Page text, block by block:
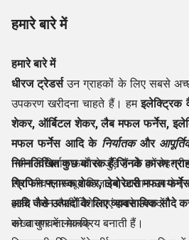
हमारे बारे में
हमारे बारे में
धीरज ट्रेडर्सउन ग्राहकों के लिए सबसे
उपकरण खरीदना चाहते हैं। हमइलेक्ट्रिक
शेकर, ऑर्बिटल शेकर, लैब मफल फर्नेस,
मफल फर्नेसआदि के निर्यातकऔर
नवीन विनिर्माण फर्मों से जुड़े हैं जो हमें
सेवा जीवन, मजबूत डिजाइन, आसान उपयोग,
हल्के वजन जैसी विशेषताएं हमारे उत्पादों
को बाजार में लोकप्रिय बनाती हैं।
निम्नलिखित कुछ कारक हैं जिनके कारण
ग्रिफिन फ्लास्क शेकर,लेबोरेटरी मफल
आदिजैसे उत्पादों के लिए व्यावसायिक सौदे
सख्त गुणवत्ता मानक